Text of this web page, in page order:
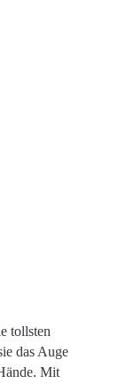
tollsten
das Auge
Mit